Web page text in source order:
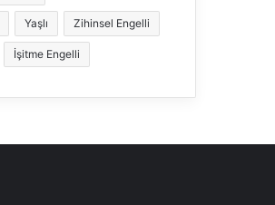
Yaşlı Zihinsel Engelli
İşitme Engelli